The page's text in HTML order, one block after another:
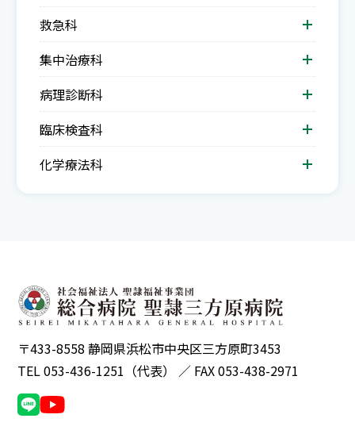
救急科
集中治療科
病理診断科
臨床検査科
化学療法科
〒433-8558 静岡県浜松市中央区三方原町3453
TEL 053-436-1251（代表） ／ FAX 053-438-2971